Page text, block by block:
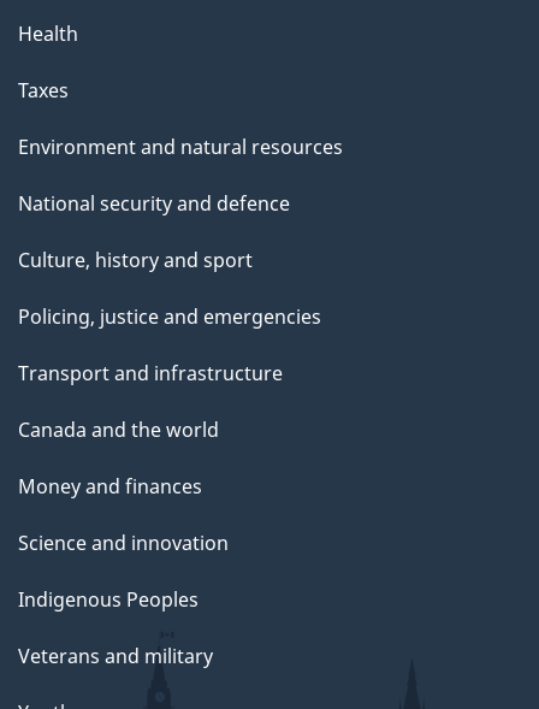
Health
Taxes
Environment and natural resources
National security and defence
Culture, history and sport
Policing, justice and emergencies
Transport and infrastructure
Canada and the world
Money and finances
Science and innovation
Indigenous Peoples
Veterans and military